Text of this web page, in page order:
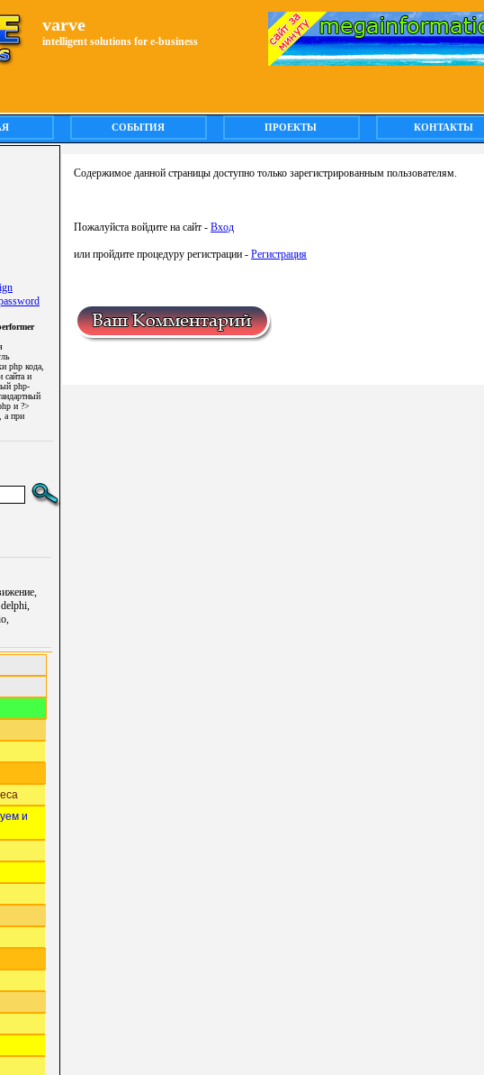
varve
intelligent solutions for e-business
СОБЫТИЯ ПРОЕКТЫ КОНТАКТЫ
php кода,
сайта и
php-
и ?>
а при
и
Содержимое данной страницы доступно только зарегистрированным пользователям.
Пожалуйста войдите на сайт - Вход
или пройдите процедуру регистрации - Регистрация